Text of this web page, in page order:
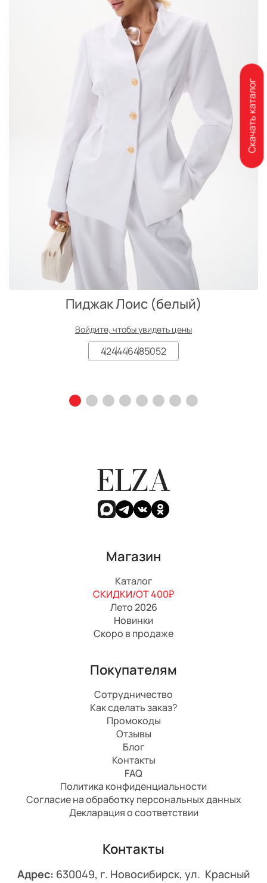
Пиджак Лоис (белый)
Войдите, чтобы увидеть цены
424446485052
ELZA
Магазин
Каталог
СКИДКИ/ОТ 400₽
Лето 2026
Новинки
Скоро в продаже
Покупателям
Сотрудничество
Как сделать заказ?
Промокоды
Отзывы
Блог
Контакты
FAQ
Политика конфиденциальности
Согласие на обработку персональных данных
Декларация о соответствии
Контакты
Адрес: 630049, г. Новосибирск, ул. Красный
Скачать каталог